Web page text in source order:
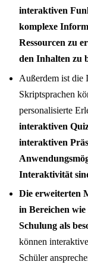
interaktiven
komplexe
Ressourcen zu
den Inhalten zu
Außerdem ist die
Skriptsprachen
personalisierte
interaktiven
interaktiven
Interaktivität
Die erweiterten
in Bereichen
Schulung als
können
Schüler